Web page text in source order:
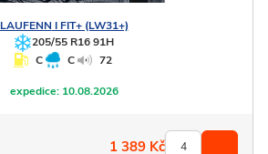
LAUFENN I FIT+ (LW31+)
205/55 R16 91H
C
C 72
expedice:10.08.2026
1 389 Kč